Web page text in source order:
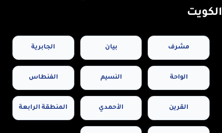
الكويت
مشرف بيان الجابرية
الواحة النسيم الفنطاس
القرين الأحمدي المنطقة الرابعة